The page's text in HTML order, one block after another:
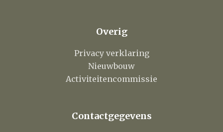
Overig
Privacy verklaring
Nieuwbouw
Activiteitencommissie
Contactgegevens